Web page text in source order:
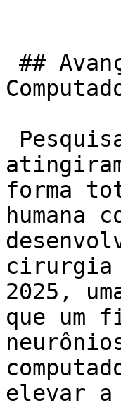
forma
humana
cirurgia
2025,
que um
elevar